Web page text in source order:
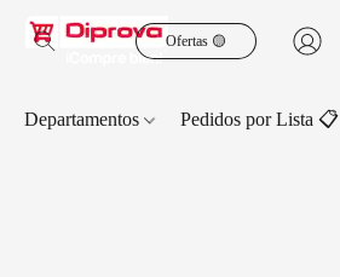
Ofertas 🟡
Departamentos Pedidos por Lista 📋